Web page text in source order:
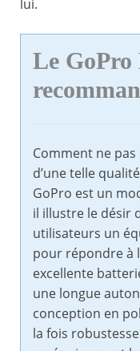
lui.
Le
Comment ne
d’une telle
GoPro est un
il illustre le désir
utilisateurs un
pour répondre à
excellente
une longue
conception en
la fois